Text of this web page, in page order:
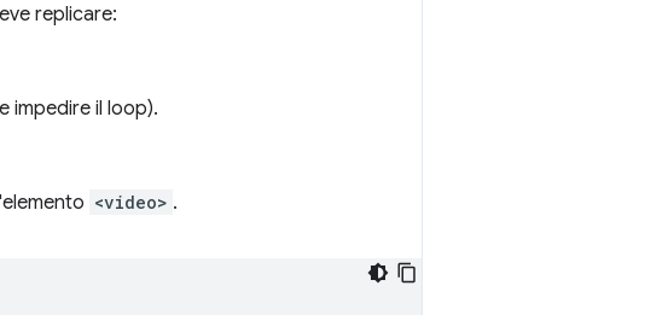
replicare:
impedire il loop).
<video> .